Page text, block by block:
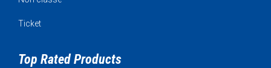
Ticket
Top Rated Products